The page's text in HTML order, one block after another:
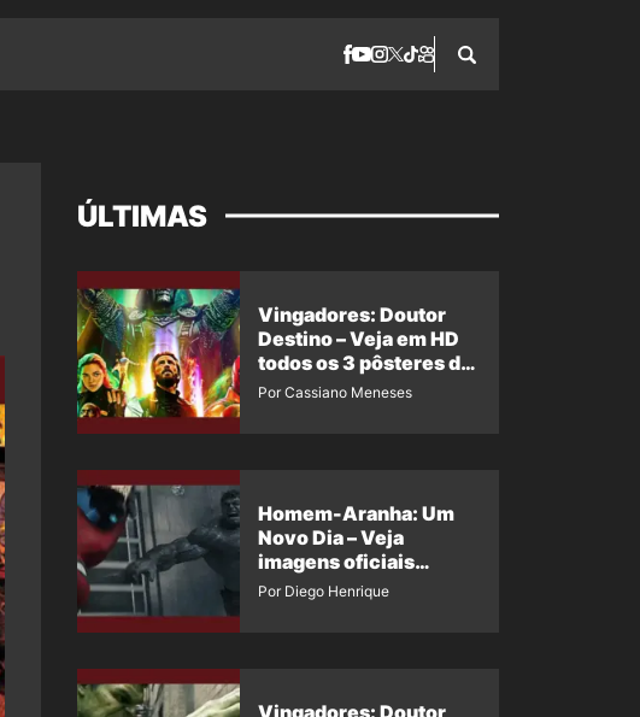
ÚLTIMAS
Vingadores: Doutor
Destino – Veja em HD
todos os 3 pôsteres de
‘Doomsday’ + 1 imagem
Por Cassiano Meneses
Homem-Aranha: Um
Novo Dia – Veja
imagens oficiais
descartadas do Hulk
Por Diego Henrique
Vingadores: Doutor